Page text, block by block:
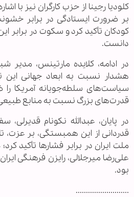
کلودیا رجینا از حزب کارگران نیز با
بر ضرورت ایستادگی در برابر
کودکان تأکید کرد و سکوت در برابر
دانست.
در ادامه، کلایده مارتینس، مدیر
هشدار نسبت به ابعاد جهانی این
سیاست‌های سلطه‌جویانه آمریکا
قدرت‌های بزرگ نسبت به منابع طبیعی
در پایان، عبدالله نکونام
قدردانی از این همبستگی، بر عزت،
ملت ایران در برابر فشارها تأکید
علی‌رضا میرجلالی، رایزن فرهنگی
بود.
..........................